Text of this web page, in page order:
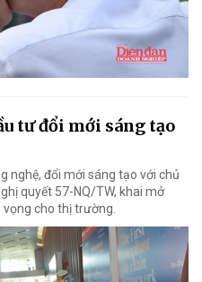
tư đổi mới sáng tạo
nghệ, đổi mới sáng tạo với chủ
quyết 57-NQ/TW, khai mở
cho thị trường.